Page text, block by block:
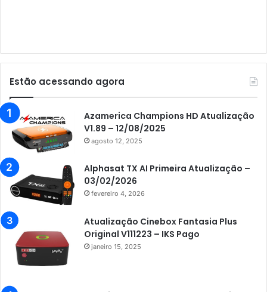
Audisat K10 Urus
Audisat K30 Aventador
Azamerica
Azamerica Beats
Azamerica Champions
Azamerica Champions IPTV
Azamerica Extremo IPTV
Azamerica F92 Plus
Azamerica Gold
Estão acessando agora
Azamerica Champions HD Atualização
V1.89 – 12/08/2025
agosto 12, 2025
Alphasat TX AI Primeira Atualização –
03/02/2026
fevereiro 4, 2026
Atualização Cinebox Fantasia Plus
Original V111223 – IKS Pago
janeiro 15, 2025